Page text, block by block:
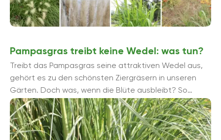
Pampasgras treibt keine Wedel: was tun?
Treibt das Pampasgras seine attraktiven Wedel aus,
gehört es zu den schönsten Ziergräsern in unseren
Gärten. Doch was, wenn die Blüte ausbleibt? So
bringen Sie ...